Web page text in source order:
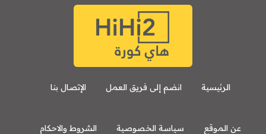
الرئيسية انضم إلى فريق العمل الإتصال بنا
عن الموقع سياسة الخصوصية الشروط والاحكام